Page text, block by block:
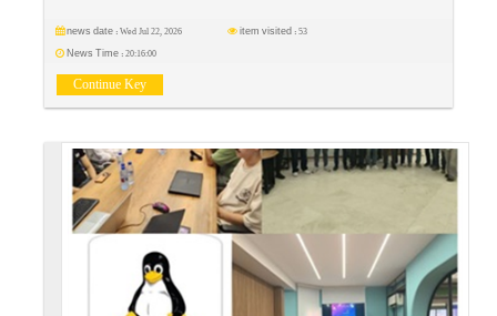
news date : Wed Jul 22, 2026 item visited : 53
News Time : 20:16:00
Continue Key